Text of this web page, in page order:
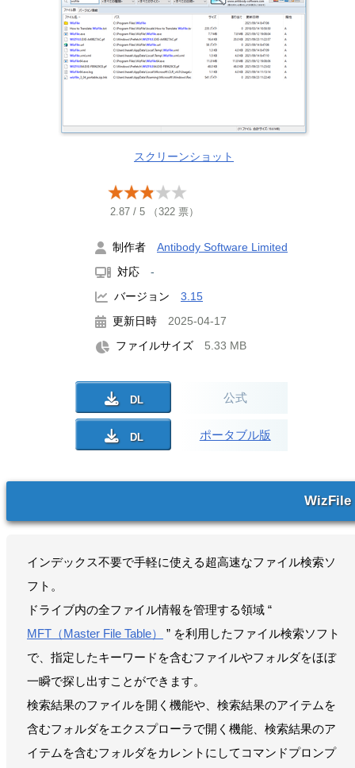
スクリーンショット
2.87 / 5 （322 票）
制作者 Antibody Software Limited
対応 -
バージョン 3.15
更新日時 2025-04-17
ファイルサイズ 5.33 MB
公式
ポータブル版
WizFile
インデックス不要で手軽に使える超高速なファイル検索ソ
フト。
ドライブ内の全ファイル情報を管理する領域 “
MFT（Master File Table）
” を利用したファイル検索ソフト
で、指定したキーワードを含むファイルやフォルダをほぼ
一瞬で探し出すことができます。
検索結果のファイルを開く機能や、検索結果のアイテムを
含むフォルダをエクスプローラで開く機能、検索結果のア
イテムを含むフォルダをカレントにしてコマンドプロンプ